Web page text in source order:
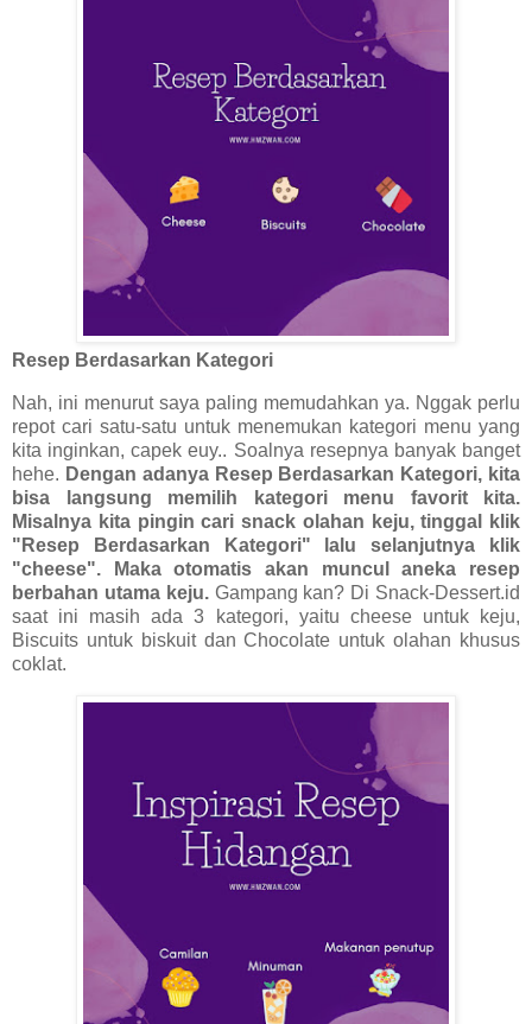
Resep Berdasarkan Kategori
Nah, ini menurut saya paling memudahkan ya. Nggak perlu
repot cari satu-satu untuk menemukan kategori menu yang
kita inginkan, capek euy.. Soalnya resepnya banyak banget
hehe. Dengan adanya Resep Berdasarkan Kategori, kita
bisa langsung memilih kategori menu favorit kita.
Misalnya kita pingin cari snack olahan keju, tinggal klik
"Resep Berdasarkan Kategori" lalu selanjutnya klik
"cheese". Maka otomatis akan muncul aneka resep
berbahan utama keju.Gampang kan? Di Snack-Dessert.id
saat ini masih ada 3 kategori, yaitu cheese untuk keju,
Biscuits untuk biskuit dan Chocolate untuk olahan khusus
coklat.